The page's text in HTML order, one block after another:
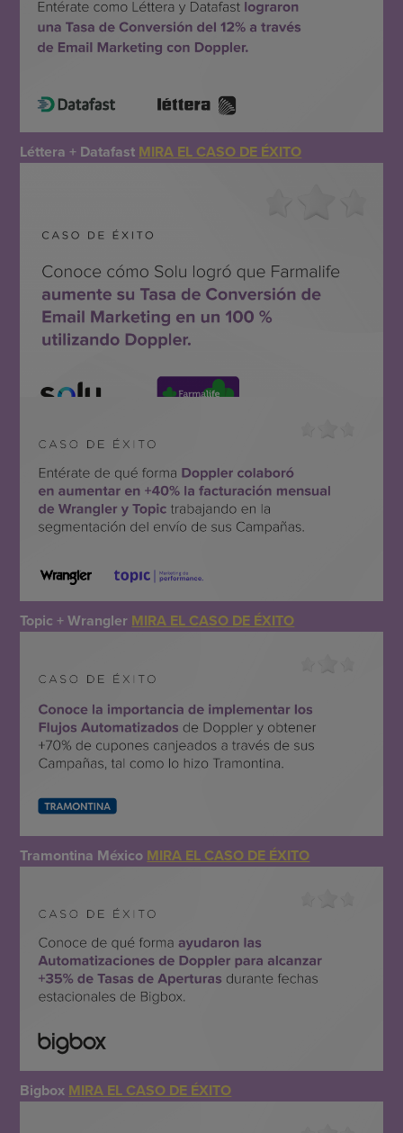
Léttera + Datafast MIRA EL CASO DE ÉXITO
Solu + Farmalife MIRA EL CASO DE ÉXITO
Topic + Wrangler MIRA EL CASO DE ÉXITO
Tramontina México MIRA EL CASO DE ÉXITO
Bigbox MIRA EL CASO DE ÉXITO